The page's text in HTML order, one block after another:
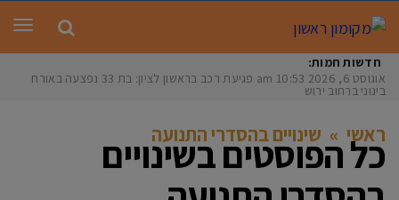
חדשות חמות:
אוגוסט 6, 2026
10:53 am פגיעת רכב בראשון לציון: בת 33 נפצעה באורח
בינוני ברחוב ירושלי
ראשי » שינויים בהסדרי התנועה
כל הפוסטים בשינויים